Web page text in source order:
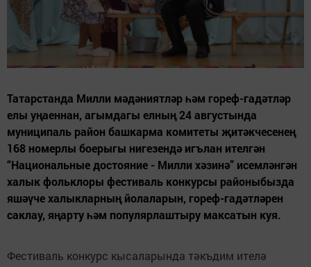
Татарстанда Милли мәдәниятләр һәм гореф-гадәтләр
елы уңаеннан, агымдагы елның 24 августында
муниципаль район башкарма комитеты җитәкчесенең
168 номерлы боерыгы нигезендә игълан ителгән
“Национальные достояние - Милли хәзинә” исемләнгән
халык фольклоры фестиваль конкурсы районыбызда
яшәүче халыкларның йолаларын, гореф-гадәтләрен
саклау, яңарту һәм популярлаштыру максатын куя.
Фестиваль конкурс кысаларында тәкъдим ителә